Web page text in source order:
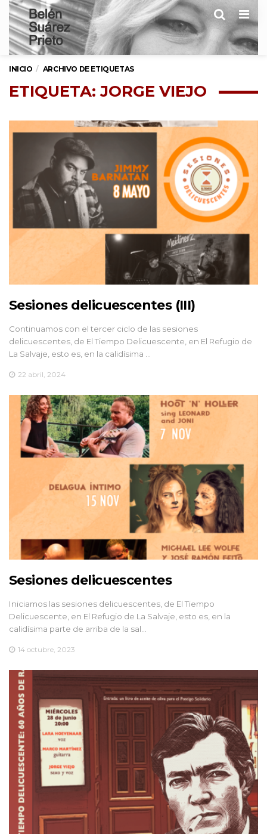
INICIO ARCHIVO DE ETIQUETAS
ETIQUETA: JORGE VIEJO
Sesiones delicuescentes (III)
Continuamos con el tercer ciclo de las sesiones
delicuescentes, de El Tiempo Delicuescente, en El Refugio de
La Salvaje, esto es, en la calidísima …
22 abril, 2024
Sesiones delicuescentes
Iniciamos las sesiones delicuescentes, de El Tiempo
Delicuescente, en El Refugio de La Salvaje, esto es, en la
calidísima parte de arriba de la sal…
14 octubre, 2023